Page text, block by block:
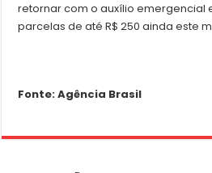
retornar com o auxílio emergencial
parcelas de até R$ 250 ainda este
Fonte: Agência Brasil